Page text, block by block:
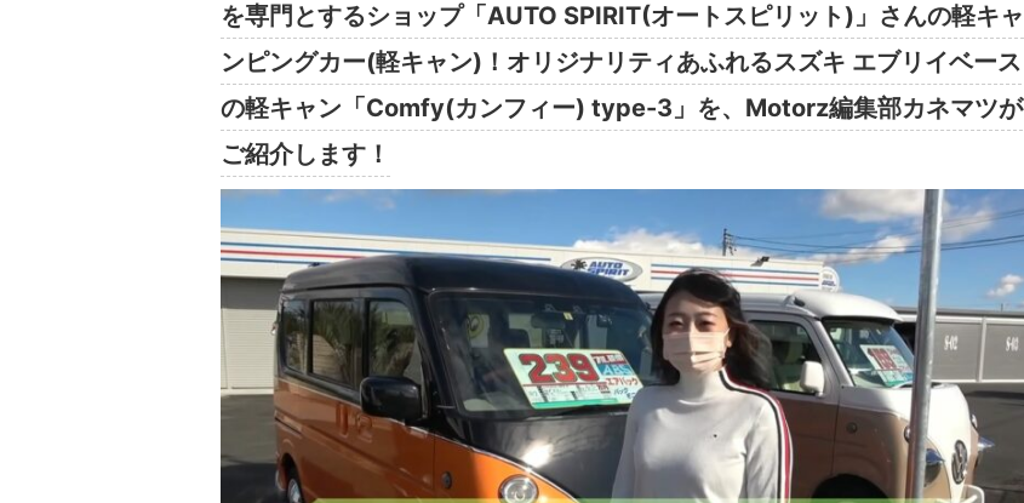
を専門とするショップ「AUTO SPIRIT(オートスピリット)」さんの軽キャ
ンピングカー(軽キャン)！オリジナリティあふれるスズキ エブリイベース
の軽キャン「Comfy(カンフィー) type-3」を、Motorz編集部カネマツが
ご紹介します！